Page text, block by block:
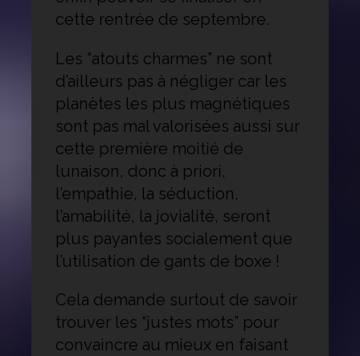
cette rentrée de septembre.
Les “atouts charmes” ne sont
d’ailleurs pas à négliger car les
planètes les plus magnétiques
sont pas mal valorisées aussi sur
cette première moitié de
lunaison, donc à priori,
l’empathie, la séduction,
l’amabilité, la jovialité, seront
plus payantes socialement que
l’utilisation de gants de boxe !
Cela demande surtout de savoir
trouver les “justes mots” pour
convaincre au mieux en faisant